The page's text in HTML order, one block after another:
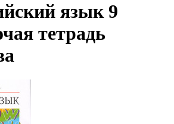
язык 9
тетрадь